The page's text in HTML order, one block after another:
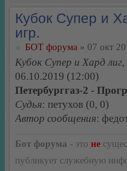
Кубок Супер и
игр.
БОТ форума » 07 окт
Кубок Супер и Хард
06.10.2019 (12:00)
Петербурггаз-2 -
Судья: петухов (0, 0)
Автор сообщения:
Бот форума - это не
публикует служебную